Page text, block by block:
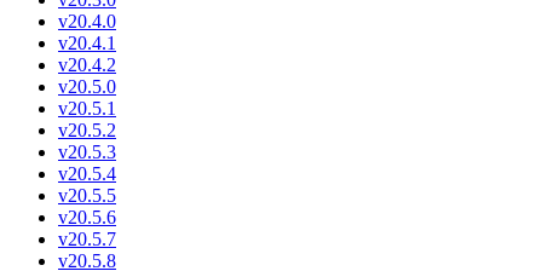
v20.4.0
v20.4.1
v20.4.2
v20.5.0
v20.5.1
v20.5.2
v20.5.3
v20.5.4
v20.5.5
v20.5.6
v20.5.7
v20.5.8